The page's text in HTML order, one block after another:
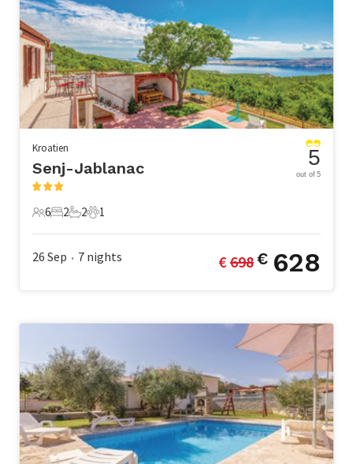
Kroatien
Senj-Jablanac
6 Gäste
6
2 Schlafzimmer
2
2 Badezimmer
2
1 Haustier
1
5
out of 5
26 Sep • 7 nights € 698€ 628